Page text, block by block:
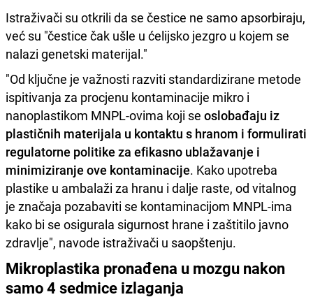
Istraživači su otkrili da se čestice ne samo apsorbiraju,
već su "čestice čak ušle u ćelijsko jezgro u kojem se
nalazi genetski materijal."
"Od ključne je važnosti razviti standardizirane metode
ispitivanja za procjenu kontaminacije mikro i
nanoplastikom MNPL-ovima koji se oslobađaju iz
plastičnih materijala u kontaktu s hranom i formulirati
regulatorne politike za efikasno ublažavanje i
minimiziranje ove kontaminacije. Kako upotreba
plastike u ambalaži za hranu i dalje raste, od vitalnog
je značaja pozabaviti se kontaminacijom MNPL-ima
kako bi se osigurala sigurnost hrane i zaštitilo javno
zdravlje", navode istraživači u saopštenju.
Mikroplastika pronađena u mozgu nakon
samo 4 sedmice izlaganja